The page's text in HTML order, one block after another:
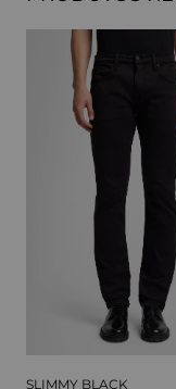
SLIMMY BLACK